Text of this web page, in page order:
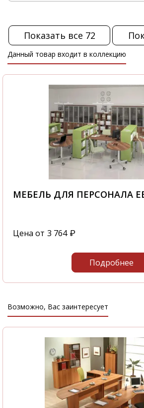
Показать все 72
Данный товар входит в коллекцию
МЕБЕЛЬ ДЛЯ ПЕРСОНАЛА
Цена от 3 764 ₽
Подробнее
Возможно, Вас заинтересует